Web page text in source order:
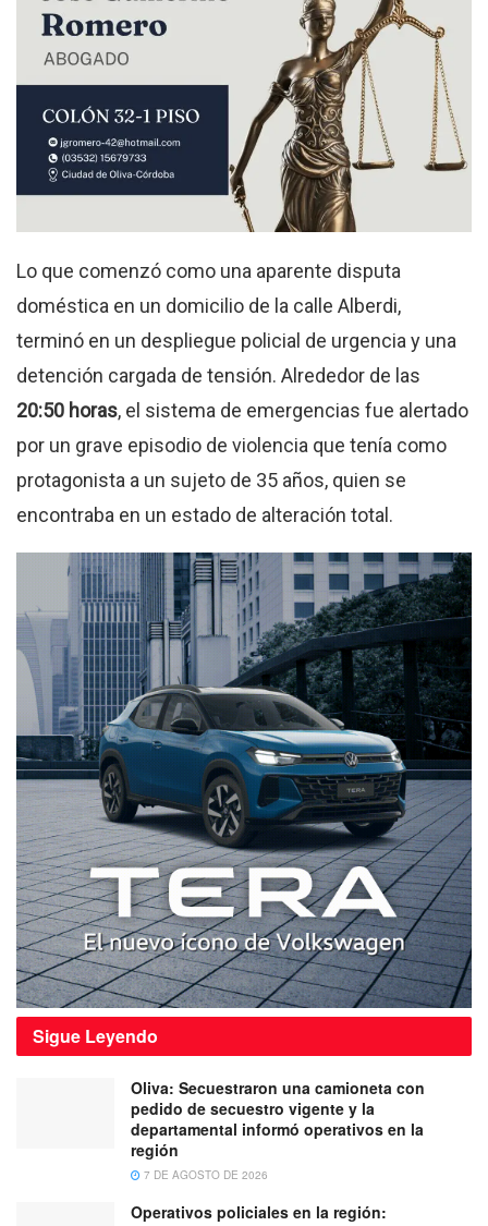
Lo que comenzó como una aparente disputa
doméstica en un domicilio de la calle Alberdi,
terminó en un despliegue policial de urgencia y una
detención cargada de tensión. Alrededor de las
20:50 horas, el sistema de emergencias fue alertado
por un grave episodio de violencia que tenía como
protagonista a un sujeto de 35 años, quien se
encontraba en un estado de alteración total .
Sigue Leyendo
Oliva: Secuestraron una camioneta con
pedido de secuestro vigente y la
departamental informó operativos en la
región
7 DE AGOSTO DE 2026
Operativos policiales en la región: